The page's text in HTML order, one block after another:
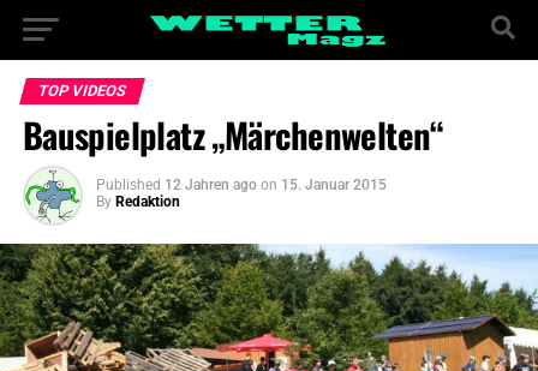
TOP VIDEOS
Bauspielplatz „Märchenwelten“
Published 12 Jahren ago on 15. Januar 2015
By Redaktion